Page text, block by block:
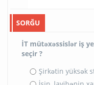
SORĞU
İT mütəxəssislər iş
seçir ?
Şirkətin yüksək